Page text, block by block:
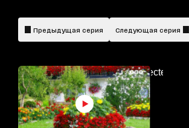
AdBlockDetected!
Предыдущая серия Следующая серия